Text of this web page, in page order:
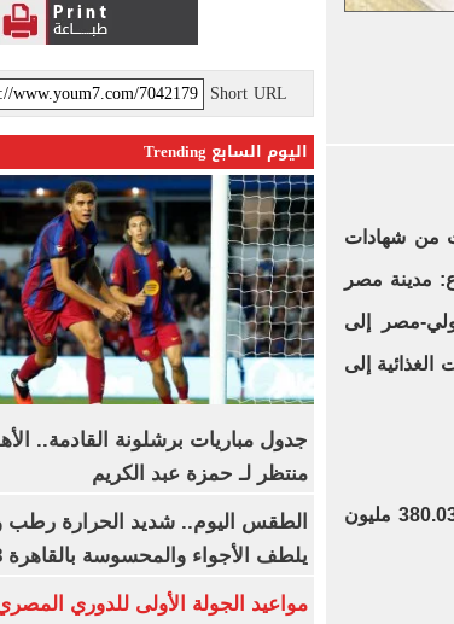
من شهادات
مدينة مصر
الدولي-مصر إلى
الغذائية إلى
عند 380.032 مليون
Short URL
اليوم السابع Trending
جدول مباريات برشلونة القادمة..
منتظر لـ حمزة عبد الكريم
الطقس اليوم.. شديد الحرارة رطب
يلطف الأجواء والمحسوسة بالقاهرة 38
مواعيد الجولة الأولى للدوري